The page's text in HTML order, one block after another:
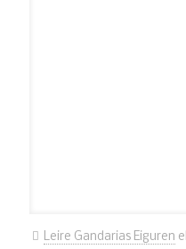
Leire Gandarias Eiguren el